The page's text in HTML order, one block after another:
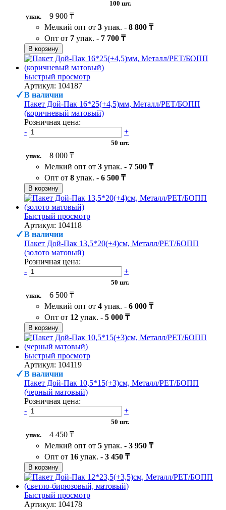
100 шт.
упак.
9 900 ₸
Мелкий опт от 3 упак. - 8 800 ₸
Опт от 7 упак. - 7 700 ₸
В корзину
Быстрый просмотр
Артикул: 104187
В наличии
Пакет Дой-Пак 16*25(+4,5)мм, Металл/PET/БОПП
(коричневый матовый)
Розничная цена:
-
+
50 шт.
упак.
8 000 ₸
Мелкий опт от 3 упак. - 7 500 ₸
Опт от 8 упак. - 6 500 ₸
В корзину
Быстрый просмотр
Артикул: 104118
В наличии
Пакет Дой-Пак 13,5*20(+4)см, Металл/PET/БОПП
(золото матовый)
Розничная цена:
-
+
50 шт.
упак.
6 500 ₸
Мелкий опт от 4 упак. - 6 000 ₸
Опт от 12 упак. - 5 000 ₸
В корзину
Быстрый просмотр
Артикул: 104119
В наличии
Пакет Дой-Пак 10,5*15(+3)см, Металл/PET/БОПП
(черный матовый)
Розничная цена:
-
+
50 шт.
упак.
4 450 ₸
Мелкий опт от 5 упак. - 3 950 ₸
Опт от 16 упак. - 3 450 ₸
В корзину
Быстрый просмотр
Артикул: 104178